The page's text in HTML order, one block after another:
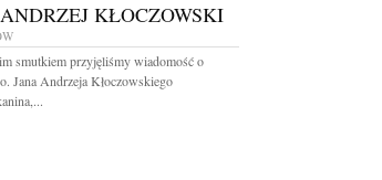
KŁOCZOWSKI
smutkiem przyjęliśmy wiadomość o
Jana Andrzeja Kłoczowskiego